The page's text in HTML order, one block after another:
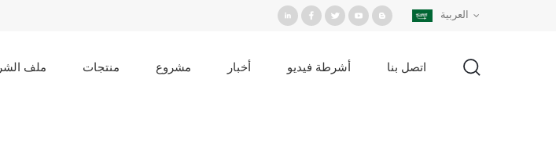
العربية
ملف منتجات مشروع أخبار أشرطة فيديو اتصل بنا
الصفحة الرئيسية